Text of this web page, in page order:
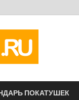
ПОКАТУШЕК